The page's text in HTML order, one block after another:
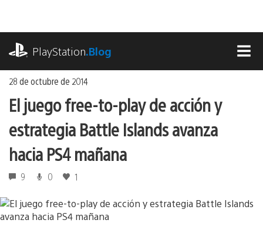
contenido
PlayStation.Blog
28 de octubre de 2014
El juego free-to-play de acción y
estrategia Battle Islands avanza
hacia PS4 mañana
9 0 1